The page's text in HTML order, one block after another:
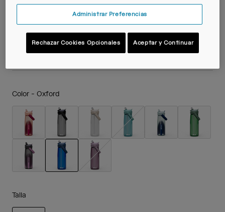
N.º de artículo38669-D33-OS
22,99 €
Color - Oxford
Talla
Administrar Preferencias
Rechazar Cookies Opcionales Aceptar y Continuar